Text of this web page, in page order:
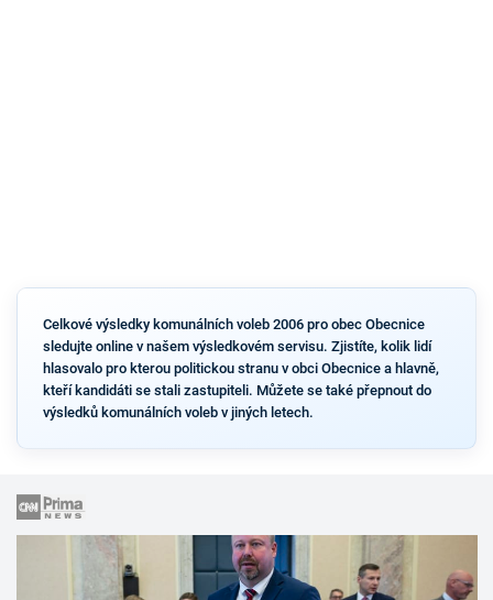
Celkové výsledky komunálních voleb 2006 pro obec Obecnice
sledujte online v našem výsledkovém servisu. Zjistíte, kolik lidí
hlasovalo pro kterou politickou stranu v obci Obecnice a hlavně,
kteří kandidáti se stali zastupiteli. Můžete se také přepnout do
výsledků komunálních voleb v jiných letech.